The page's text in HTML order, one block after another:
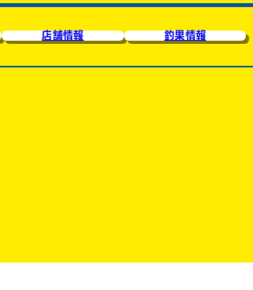
店舗情報 釣果情報